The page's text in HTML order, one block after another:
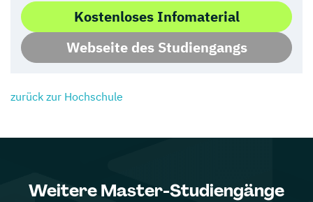
Kostenloses Infomaterial
Webseite des Studiengangs
zurück zur Hochschule
Weitere Master-Studiengänge